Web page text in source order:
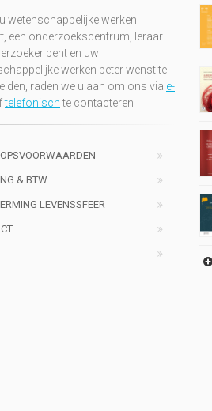
u wetenschappelijke werken
een onderzoekscentrum, leraar
bent en uw
werken beter wenst te
raden we u aan om ons via e-
telefonischte contacteren
& BTW
LEVENSSFEER